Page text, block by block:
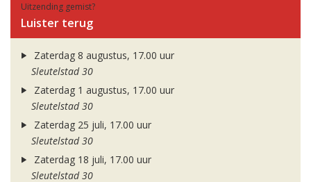
Uitzending gemist?
Luister terug
Zaterdag 8 augustus, 17.00 uur
Sleutelstad 30
Zaterdag 1 augustus, 17.00 uur
Sleutelstad 30
Zaterdag 25 juli, 17.00 uur
Sleutelstad 30
Zaterdag 18 juli, 17.00 uur
Sleutelstad 30